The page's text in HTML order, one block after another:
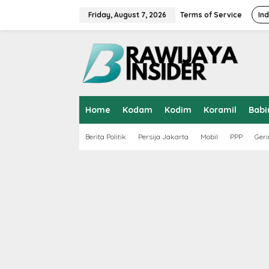
Friday, August 7, 2026 Terms of Service
Home Kodam Kodim Koramil
Berita Politik Persija Jakarta Mobil PPP